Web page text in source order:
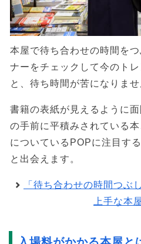
本屋で待ち合わせの時間を
ナーをチェックして今のト
と、待ち時間が苦になりませ
書籍の表紙が見えるように
の手前に平積みされている
についているPOPに注目す
と出会えます。
「待ち合わせの時間つぶ
上手な本